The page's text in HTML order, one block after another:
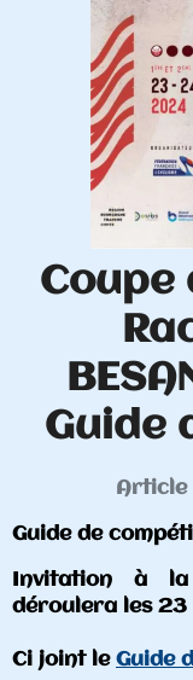
Coupe
Guide
Article
Guide de
Invitation à
déroulera les 23
Ci joint le Guide